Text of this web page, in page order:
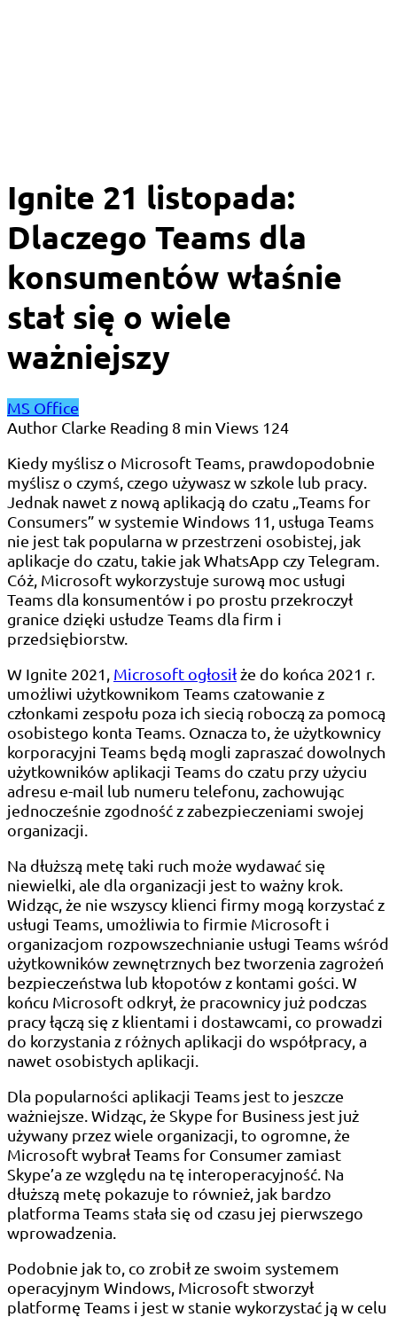
Ignite 21 listopada:
Dlaczego Teams dla
konsumentów właśnie
stał się o wiele
ważniejszy
MS Office
Author Clarke Reading 8 min Views 124
Kiedy myślisz o Microsoft Teams, prawdopodobnie
myślisz o czymś, czego używasz w szkole lub pracy.
Jednak nawet z nową aplikacją do czatu „Teams for
Consumers” w systemie Windows 11, usługa Teams
nie jest tak popularna w przestrzeni osobistej, jak
aplikacje do czatu, takie jak WhatsApp czy Telegram.
Cóż, Microsoft wykorzystuje surową moc usługi
Teams dla konsumentów i po prostu przekroczył
granice dzięki usłudze Teams dla firm i
przedsiębiorstw.
W Ignite 2021, Microsoft ogłosiłże do końca 2021 r.
umożliwi użytkownikom Teams czatowanie z
członkami zespołu poza ich siecią roboczą za pomocą
osobistego konta Teams. Oznacza to, że użytkownicy
korporacyjni Teams będą mogli zapraszać dowolnych
użytkowników aplikacji Teams do czatu przy użyciu
adresu e-mail lub numeru telefonu, zachowując
jednocześnie zgodność z zabezpieczeniami swojej
organizacji.
Na dłuższą metę taki ruch może wydawać się
niewielki, ale dla organizacji jest to ważny krok.
Widząc, że nie wszyscy klienci firmy mogą korzystać z
usługi Teams, umożliwia to firmie Microsoft i
organizacjom rozpowszechnianie usługi Teams wśród
użytkowników zewnętrznych bez tworzenia zagrożeń
bezpieczeństwa lub kłopotów z kontami gości. W
końcu Microsoft odkrył, że pracownicy już podczas
pracy łączą się z klientami i dostawcami, co prowadzi
do korzystania z różnych aplikacji do współpracy, a
nawet osobistych aplikacji.
Dla popularności aplikacji Teams jest to jeszcze
ważniejsze. Widząc, że Skype for Business jest już
używany przez wiele organizacji, to ogromne, że
Microsoft wybrał Teams for Consumer zamiast
Skype’a ze względu na tę interoperacyjność. Na
dłuższą metę pokazuje to również, jak bardzo
platforma Teams stała się od czasu jej pierwszego
wprowadzenia.
Podobnie jak to, co zrobił ze swoim systemem
operacyjnym Windows, Microsoft stworzył
platformę Teams i jest w stanie wykorzystać ją w celu